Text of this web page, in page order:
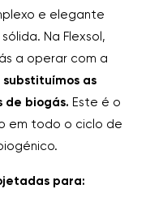
e elegante
Na Flexsol,
a operar com a
as
de biogás. Este é o
em todo o ciclo de
para: